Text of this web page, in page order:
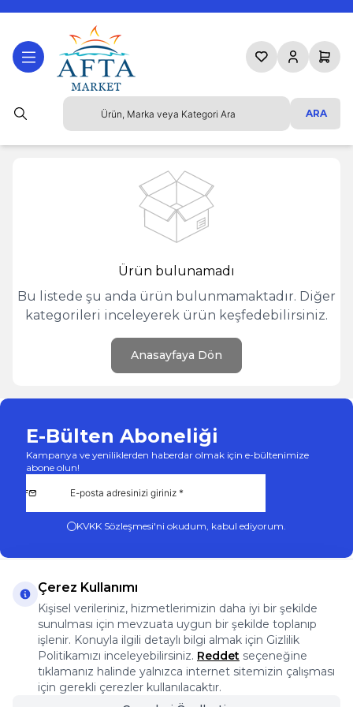
ARA
Favorilerim
HesabımSepetim
Ürün bulunamadı
Bu listede şu anda ürün bulunmamaktadır. Diğer
kategorileri inceleyerek ürün keşfedebilirsiniz.
Anasayfaya Dön
E-Bülten Aboneliği
Kampanya ve yeniliklerden haberdar olmak için e-bültenimize
abone olun!
KVKK Sözleşmesi'ni okudum, kabul ediyorum.
App StorePlay Store
FacebookInstagram
Önemli Bilgiler
Önemli Bilgiler
Hızlı Erişim
Çerez Kullanımı
Kişisel verileriniz, hizmetlerimizin daha iyi bir şekilde
sunulması için mevzuata uygun bir şekilde toplanıp
işlenir. Konuyla ilgili detaylı bilgi almak için Gizlilik
Politikamızı inceleyebilirsiniz. Reddet seçeneğine
tıklamanız halinde yalnızca internet sitemizin çalışması
için gerekli çerezler kullanılacaktır.